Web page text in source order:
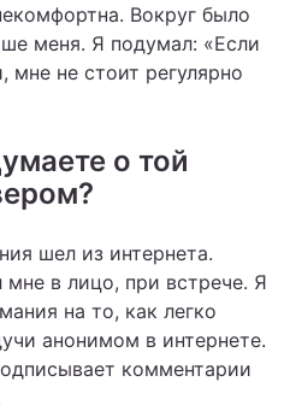
Вокруг было
меня. Я подумал: «Если
мне не стоит регулярно
о той
шел из интернета.
мне в лицо, при встрече. Я
на то, как легко
анонимом в интернете.
комментарии